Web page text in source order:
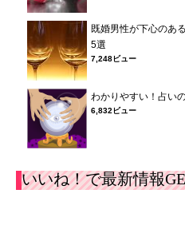
既婚男性が下心のあ
5選
7,248ビュー
わかりやすい！占い
6,832ビュー
いいね！で最新情報